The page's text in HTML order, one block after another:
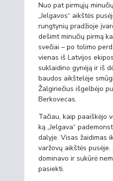
Nuo pat pirmųjų
„Jelgavos“ aikštės
rungtynių pradžioje
dešimt minučių pirmą
svečiai – po tolimo
vienas iš Latvijos
suklaidino gynėją ir iš
baudos aikštelėje
Žalgiriečius išgelbėjo
Berkovecas.
Tačiau, kaip paaiškėjo
ką „Jelgava“
dalyje. Visas žaidimas
varžovų aikštės pusėje.
dominavo ir sukūrė
pasiekti.